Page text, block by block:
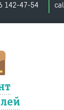
142-47-54